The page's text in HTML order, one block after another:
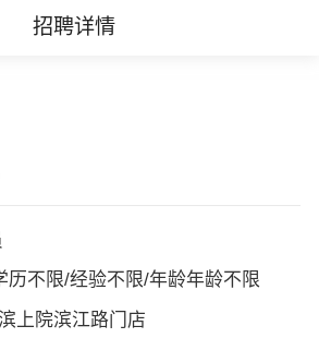
招聘详情
历不限/经验不限/年龄年龄不限
上院滨江路门店